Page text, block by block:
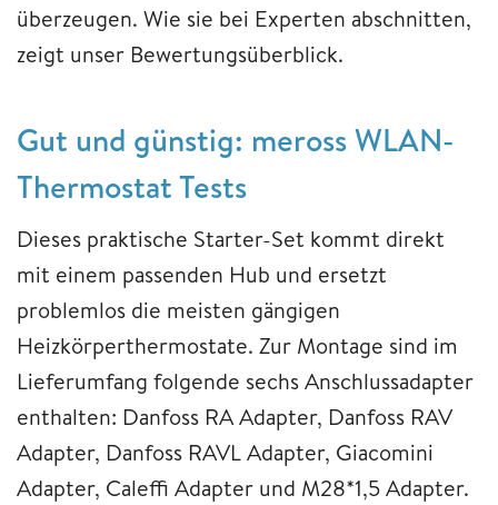
überzeugen. Wie sie bei Experten abschnitten,
zeigt unser Bewertungsüberblick.
Gut und günstig: meross WLAN-
Thermostat Tests
Dieses praktische Starter-Set kommt direkt
mit einem passenden Hub und ersetzt
problemlos die meisten gängigen
Heizkörperthermostate. Zur Montage sind im
Lieferumfang folgende sechs Anschlussadapter
enthalten: Danfoss RA Adapter, Danfoss RAV
Adapter, Danfoss RAVL Adapter, Giacomini
Adapter, Caleffi Adapter und M28*1,5 Adapter.